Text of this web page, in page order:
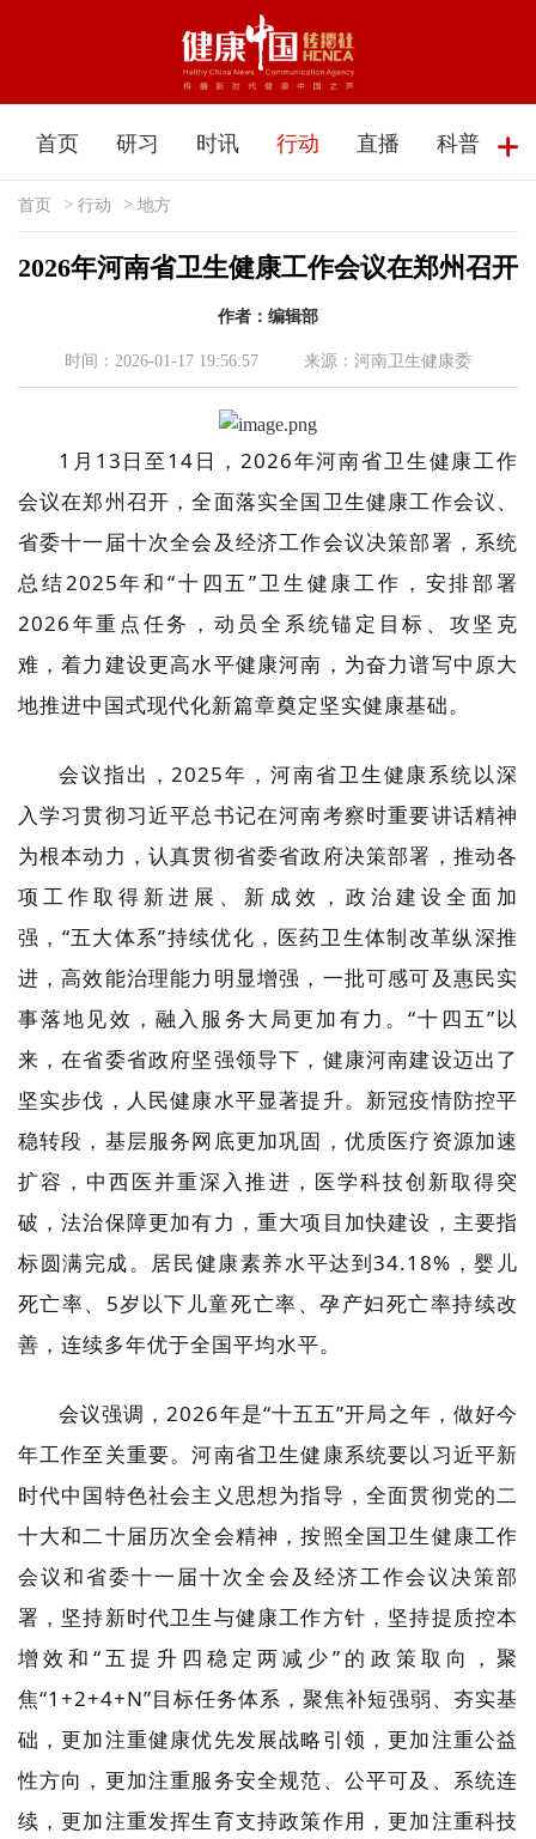
首页 研习 时讯 行动 直播 科普
首页 > 行动 > 地方
2026年河南省卫生健康工作会议在郑州召开
作者：编辑部
时间：2026-01-17 19:56:57 来源：河南卫生健康委
1月13日至14日，2026年河南省卫生健康工作
会议在郑州召开，全面落实全国卫生健康工作会议、
省委十一届十次全会及经济工作会议决策部署，系统
总结2025年和“十四五”卫生健康工作，安排部署
2026年重点任务，动员全系统锚定目标、攻坚克
难，着力建设更高水平健康河南，为奋力谱写中原大
地推进中国式现代化新篇章奠定坚实健康基础。
会议指出，2025年，河南省卫生健康系统以深
入学习贯彻习近平总书记在河南考察时重要讲话精神
为根本动力，认真贯彻省委省政府决策部署，推动各
项工作取得新进展、新成效，政治建设全面加
强，“五大体系”持续优化，医药卫生体制改革纵深推
进，高效能治理能力明显增强，一批可感可及惠民实
事落地见效，融入服务大局更加有力。“十四五”以
来，在省委省政府坚强领导下，健康河南建设迈出了
坚实步伐，人民健康水平显著提升。新冠疫情防控平
稳转段，基层服务网底更加巩固，优质医疗资源加速
扩容，中西医并重深入推进，医学科技创新取得突
破，法治保障更加有力，重大项目加快建设，主要指
标圆满完成。居民健康素养水平达到34.18%，婴儿
死亡率、5岁以下儿童死亡率、孕产妇死亡率持续改
善，连续多年优于全国平均水平。
会议强调，2026年是“十五五”开局之年，做好今
年工作至关重要。河南省卫生健康系统要以习近平新
时代中国特色社会主义思想为指导，全面贯彻党的二
十大和二十届历次全会精神，按照全国卫生健康工作
会议和省委十一届十次全会及经济工作会议决策部
署，坚持新时代卫生与健康工作方针，坚持提质控本
增效和“五提升四稳定两减少”的政策取向，聚
焦“1+2+4+N”目标任务体系，聚焦补短强弱、夯实基
础，更加注重健康优先发展战略引领，更加注重公益
性方向，更加注重服务安全规范、公平可及、系统连
续，更加注重发挥生育支持政策作用，更加注重科技